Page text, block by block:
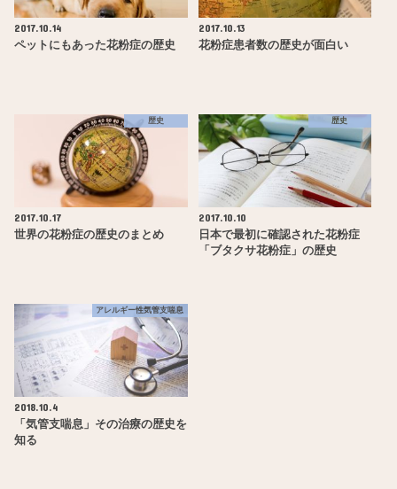
2017.10.14
ペットにもあった花粉症の歴史
2017.10.13
花粉症患者数の歴史が面白い
歴史
2017.10.17
世界の花粉症の歴史のまとめ
歴史
2017.10.10
日本で最初に確認された花粉症
「ブタクサ花粉症」の歴史
アレルギー性気管支喘息
2018.10.4
「気管支喘息」その治療の歴史を
知る